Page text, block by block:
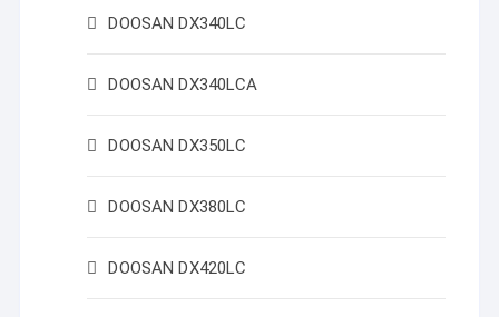
DOOSAN DX340LC
DOOSAN DX340LCA
DOOSAN DX350LC
DOOSAN DX380LC
DOOSAN DX420LC